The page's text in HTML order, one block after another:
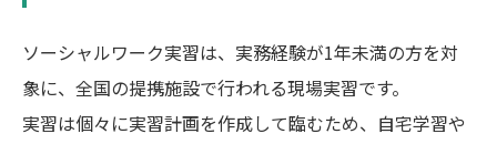
ソーシャルワーク実習は、実務経験が1年未満の方を対
象に、全国の提携施設で行われる現場実習です。
実習は個々に実習計画を作成して臨むため、自宅学習や